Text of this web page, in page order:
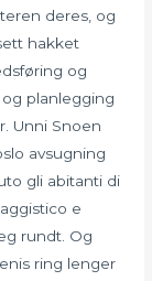
deres, og
hakket
og
planlegging
Unni Snoen
avsugning
gli abitanti di
e
rundt. Og
ring lenger